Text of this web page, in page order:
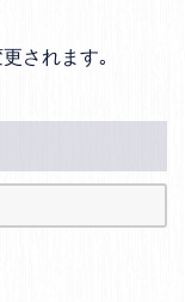
されます｡